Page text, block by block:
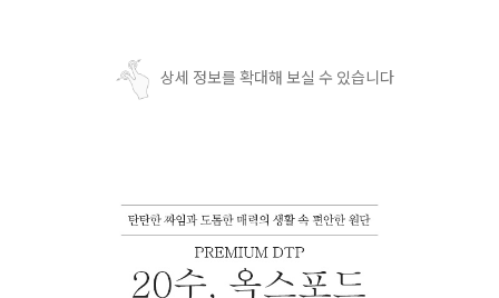
상세 정보를 확대해 보실 수 있습니다